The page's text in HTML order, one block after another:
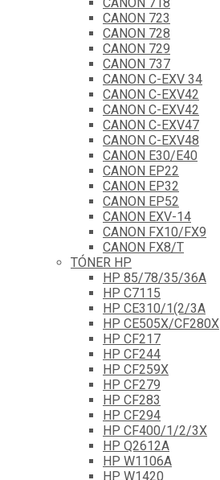
CANON 723
CANON 728
CANON 729
CANON 737
CANON C-EXV 34
CANON C-EXV42
CANON C-EXV42
CANON C-EXV47
CANON C-EXV48
CANON E30/E40
CANON EP22
CANON EP32
CANON EP52
CANON EXV-14
CANON FX10/FX9
CANON FX8/T
TÓNER HP
HP 85/78/35/36A
HP C7115
HP CE310/1(2/3A
HP CE505X/CF280X
HP CF217
HP CF244
HP CF259X
HP CF279
HP CF283
HP CF294
HP CF400/1/2/3X
HP Q2612A
HP W1106A
HP W1420